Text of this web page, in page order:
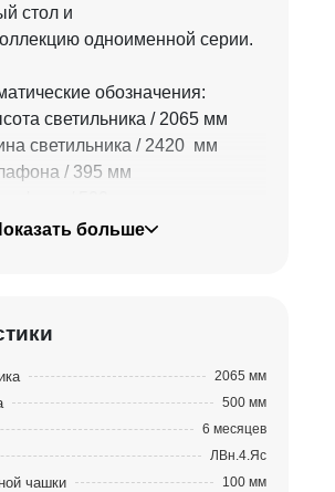
стол и
одноименной серии.
обозначения:
светильника / 2065 мм
светильника / 2420 мм
/ 395 мм
между осями / 640 мм
больше
2065 мм
500 мм
6 месяцев
ЛВн.4.Яс
чашки 100 мм